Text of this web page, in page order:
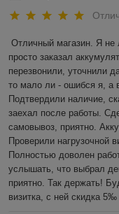
Отличный магазин. Я
просто заказал
перезвонили, уточнили
то мало ли - ошибся я, а
Подтвердили наличие,
заехал после работы.
самовывоз, приятно.
Проверили нагрузочной
Полностью доволен
услышать, что выбрал
приятно. Так держать!
визитка, с ней скидка